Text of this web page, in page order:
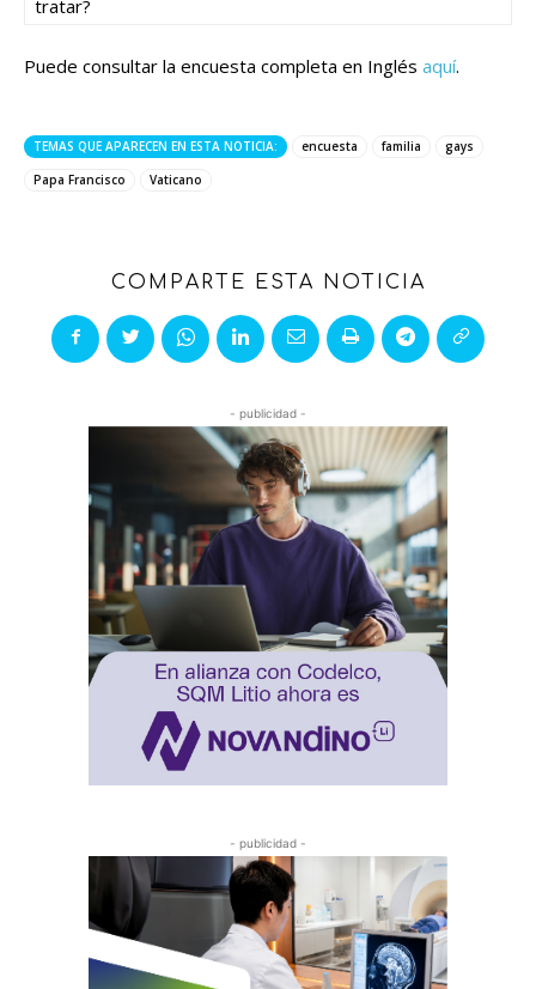
tratar?
Puede consultar la encuesta completa en Inglés aquí.
TEMAS QUE APARECEN EN ESTA NOTICIA: encuesta familia
gays
Papa Francisco
Vaticano
COMPARTE ESTA NOTICIA
- publicidad -
- publicidad -